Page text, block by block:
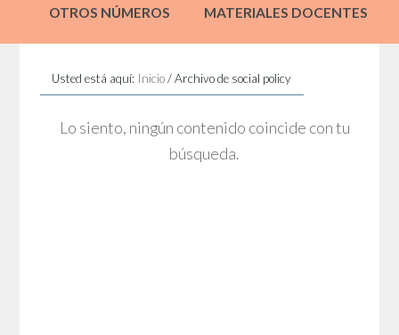
OTROS NÚMEROS MATERIALES DOCENTES
Usted está aquí: Inicio /Archivo de social policy
Lo siento, ningún contenido coincide con tu
búsqueda.